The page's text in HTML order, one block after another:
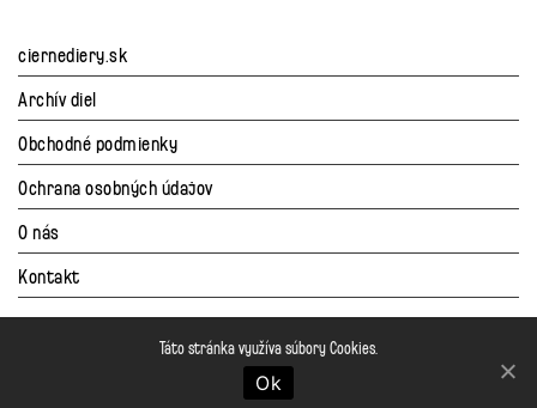
ciernediery.sk
Archív diel
Obchodné podmienky
Ochrana osobných údajov
O nás
Kontakt
Táto stránka využíva súbory Cookies.
Ok